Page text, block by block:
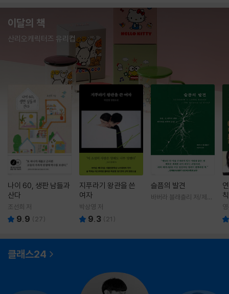
이달의 책
산리오캐릭터즈 유리컵
나이 60, 생판 남들과
산다
조선희 저
9.9 ( 27)
지푸라기 왕관을 쓴
여자
박상영 저
9.3 ( 21 )
슬픔의 발견
바버라 블래츨리 저/제효
칙
클래스24